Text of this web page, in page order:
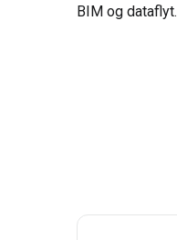
BIM og dataflyt.